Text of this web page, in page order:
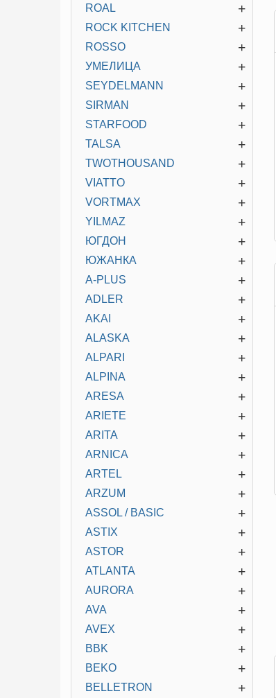
+
ROAL
+
ROCK KITCHEN
+
ROSSO
+
УМЕЛИЦА
+
SEYDELMANN
+
SIRMAN
+
STARFOOD
+
TALSA
+
TWOTHOUSAND
+
VIATTO
+
VORTMAX
+
YILMAZ
+
ЮГДОН
+
ЮЖАНКА
+
A-PLUS
+
ADLER
+
AKAI
+
ALASKA
+
ALPARI
+
ALPINA
+
ARESA
+
ARIETE
+
ARITA
+
ARNICA
+
ARTEL
+
ARZUM
+
ASSOL / BASIC
+
ASTIX
+
ASTOR
+
ATLANTA
+
AURORA
+
AVA
+
AVEX
+
BBK
+
BEKO
+
BELLETRON